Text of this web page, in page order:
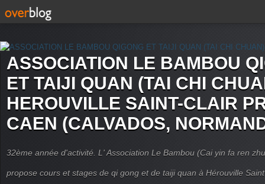
ASSOCIATION LE BAMBOU
ET TAIJI QUAN (TAI CHI
HEROUVILLE SAINT-CLAIR
CAEN (CALVADOS,
32ème année d'activité. L' Association Le Bambou (Cai yin fa ren
propose cours et stages de qi gong et de taiji quan à Hérouville